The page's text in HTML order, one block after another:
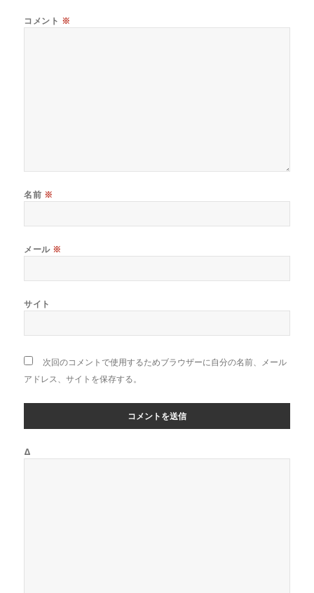
コメント ※
名前 ※
メール ※
サイト
次回のコメントで使用するためブラウザーに自分の名前、メール
アドレス、サイトを保存する。
Δ